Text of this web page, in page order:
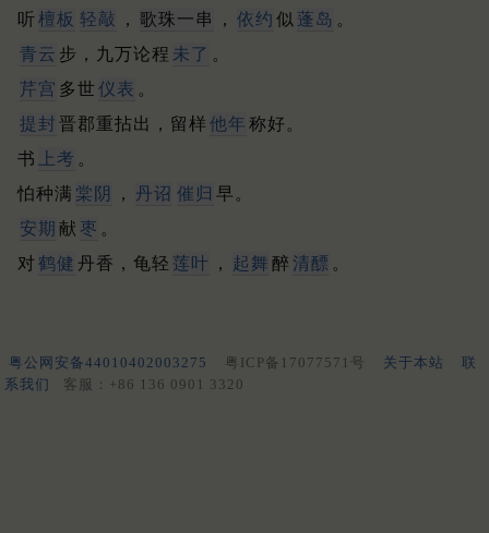
听檀板 轻敲 ， 歌珠一串 ， 依约 似 蓬岛 。
青云 步，九万论程 未了 。
芹宫 多世 仪表 。
提封 晋郡重拈出，留样 他年 称好。
书
上考 。
怕种满 棠阴 ， 丹诏 催归 早。
安期 献 枣 。
对 鹤健 丹香，龟轻 莲叶 ， 起舞 醉 清醥 。
粤公网安备44010402003275 粤ICP备17077571号 关于本站
联
系我们
客服：+86 136 0901 3320